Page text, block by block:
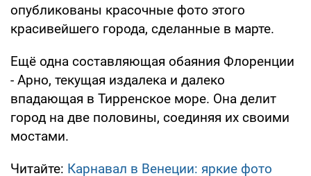
опубликованы красочные фото этого
красивейшего города, сделанные в марте.
Ещё одна составляющая обаяния Флоренции
- Арно, текущая издалека и далеко
впадающая в Тирренское море. Она делит
город на две половины, соединяя их своими
мостами.
Читайте: Карнавал в Венеции: яркие фото